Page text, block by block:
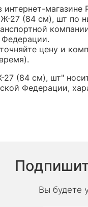
магазине
27 (84 см), шт по
цену и
(84 см), шт"
Федерации,
Вы будете